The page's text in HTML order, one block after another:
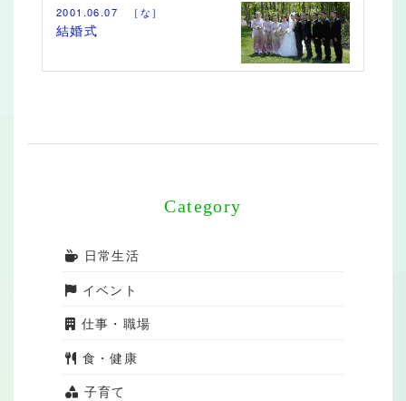
2001.06.07 ［な］
結婚式
Category
日常生活
イベント
仕事・職場
食・健康
子育て